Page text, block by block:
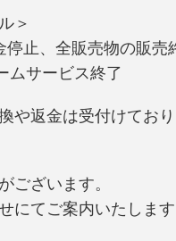
＞
止、全販売物の販売
サービス終了
や返金は受付けてお
ございます。
にてご案内いたします